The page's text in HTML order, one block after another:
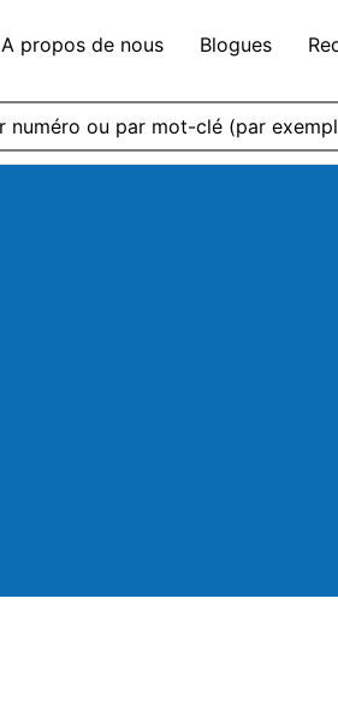
A propos de nous Blogues